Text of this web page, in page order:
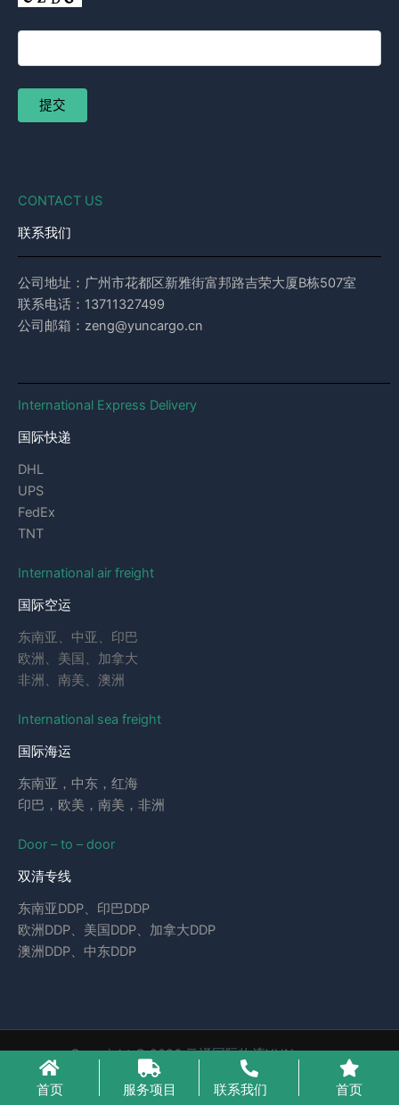
CONTACT US
联系我们
公司地址：广州市花都区新雅街富邦路吉荣大厦B栋507室
联系电话：13711327499
公司邮箱：zeng@yuncargo.cn
International Express Delivery
国际快递
DHL
UPS
FedEx
TNT
International air freight
国际空运
东南亚、中亚、印巴
欧洲、美国、加拿大
非洲、南美、澳洲
International sea freight
国际海运
东南亚，中东，红海
印巴，欧美，南美，非洲
Door – to – door
双清专线
东南亚DDP、印巴DDP
欧洲DDP、美国DDP、加拿大DDP
澳洲DDP、中东DDP
Copyright © 2026 云泽国际物流YUNcargo
粤ICP备2023046221号-1
首页 服务项目 联系我们 首页